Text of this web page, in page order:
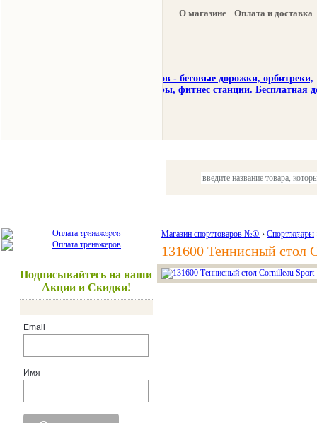
О магазине Оплата и доставка
Красота и здоровье Акции и
Подписывайтесь на наши
Акции и Скидки!
Email
Имя
Магазин спорттоваров №① › Спорттовары
131600 Теннисный стол